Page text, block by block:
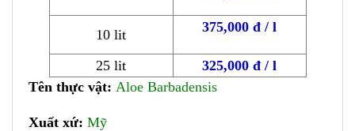
10 lit 375,000 đ / l
25 lit
325,000 đ / l
Tên thực vật: Aloe Barbadensis
Xuất xứ: Mỹ